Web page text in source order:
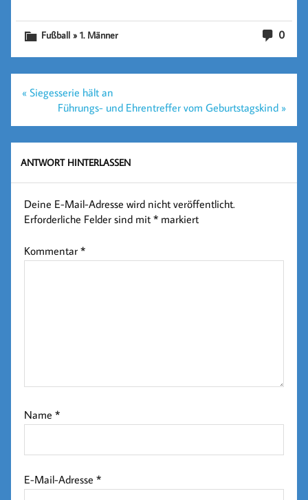
0
Fußball » 1. Männer
Beitragsnavigation
« Siegesserie hält an
Führungs- und Ehrentreffer vom Geburtstagskind »
ANTWORT HINTERLASSEN
Deine E-Mail-Adresse wird nicht veröffentlicht.
Erforderliche Felder sind mit* markiert
Kommentar*
Name*
E-Mail-Adresse*